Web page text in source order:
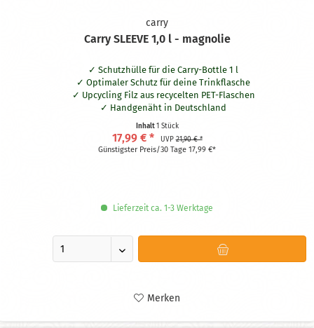
carry
Carry SLEEVE 1,0 l - magnolie
Schutzhülle für die Carry-Bottle 1 l
Optimaler Schutz für deine Trinkflasche
Upcycling Filz aus recycelten PET-Flaschen
Handgenäht in Deutschland
Waschbar bei 30° Grad
Praktische Schlaufe aus naturbelassener Baumwolle
Hält dein Getränk bis zu zwei Stunden länger kalt oder warm
Inhalt1 Stück
17,99 € * UVP21,90 € *
Günstigster Preis/30 Tage 17,99 €*
Lieferzeit ca. 1-3 Werktage
Merken